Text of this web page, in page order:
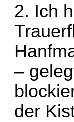
2. Ich
–
der